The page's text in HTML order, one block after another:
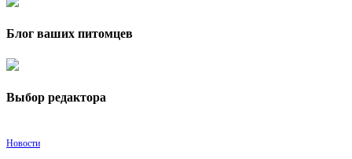
Блог ваших питомцев
Выбор редактора
Новости